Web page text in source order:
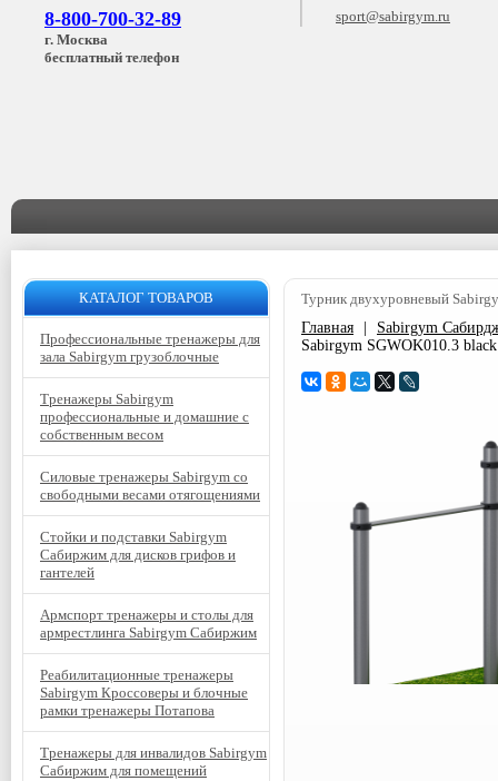
8-800-700-32-89
г. Москва
бесплатный телефон
sport@sabirgym.ru
Турник двухуровневый
Главная
Sabirgym
Sabirgym SGWOK010.3 black
КАТАЛОГ ТОВАРОВ
Профессиональные тренажеры для
зала Sabirgym грузоблочные
Тренажеры Sabirgym
профессиональные и домашние с
собственным весом
Силовые тренажеры Sabirgym со
свободными весами отягощениями
Стойки и подставки Sabirgym
Сабиржим для дисков грифов и
гантелей
Армспорт тренажеры и столы для
армрестлинга Sabirgym Сабиржим
Реабилитационные тренажеры
Sabirgym Кроссоверы и блочные
рамки тренажеры Потапова
Тренажеры для инвалидов Sabirgym
Сабиржим для помещений